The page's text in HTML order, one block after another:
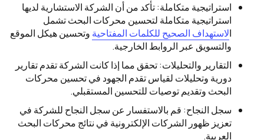
استراتيجية متكاملة: تأكد من أن الشركة الاستشارية لديها
استراتيجية متكاملة لتحسين محركات البحث تشمل
الاستهداف الصحيح للكلمات المفتاحية وتحسين هيكل الموقع
والتسويق عبر الروابط الخارجية.
التقارير والتحليلات: تحقق مما إذا كانت الشركة تقدم تقارير
دورية وتحليلات لقياس تقدم الجهود في تحسين محركات
البحث وتقديم توصيات للتحسين المستقبلي.
سجل النجاح: قم بالاستفسار عن سجل النجاح للشركة في
تعزيز ظهور الشركات الإلكترونية في نتائج محركات البحث
العربية.